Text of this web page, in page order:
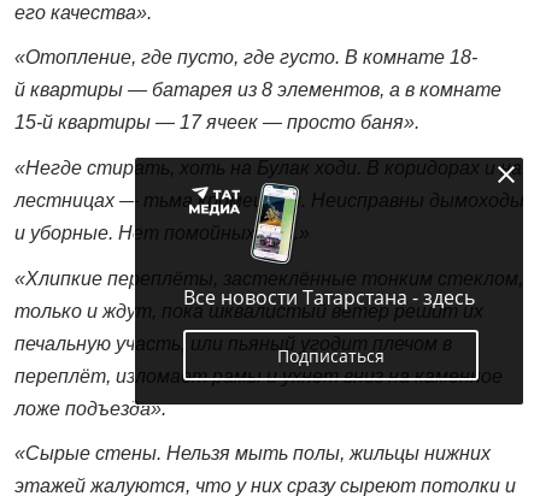
его качества».
«Отопление, где пусто, где густо. В комнате 18-
й квартиры — батарея из 8 элементов, а в комнате
15-й квартиры — 17 ячеек — просто баня».
«Негде стирать, хоть на Булак ходи. В коридорах и на
лестницах — тьма кромешная. Неисправны дымоходы
и уборные. Нет помойных ям...»
«Хлипкие переплёты, застеклённые тонким стеклом,
только и ждут, пока шквалистый ветер решит их
печальную участь, или пьяный угодит плечом в
переплёт, изломает рамы и ухнет вниз на каменное
ложе подъезда».
«Сырые стены. Нельзя мыть полы, жильцы нижних
этажей жалуются, что у них сразу сыреют потолки и
Все новости Татарстана - здесь
Подписаться